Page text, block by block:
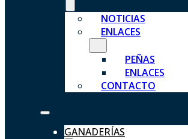
NOTICIAS
ENLACES
PEÑAS
ENLACES
CONTACTO
GANADERÍAS